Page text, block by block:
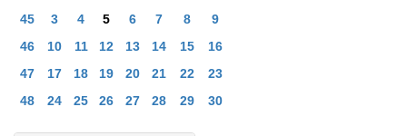
45
3 4 5 6 7 8
9
46
10 11 12 13 14 15
16
47
17 18 19 20 21 22
23
48
24 25 26 27 28 29 30